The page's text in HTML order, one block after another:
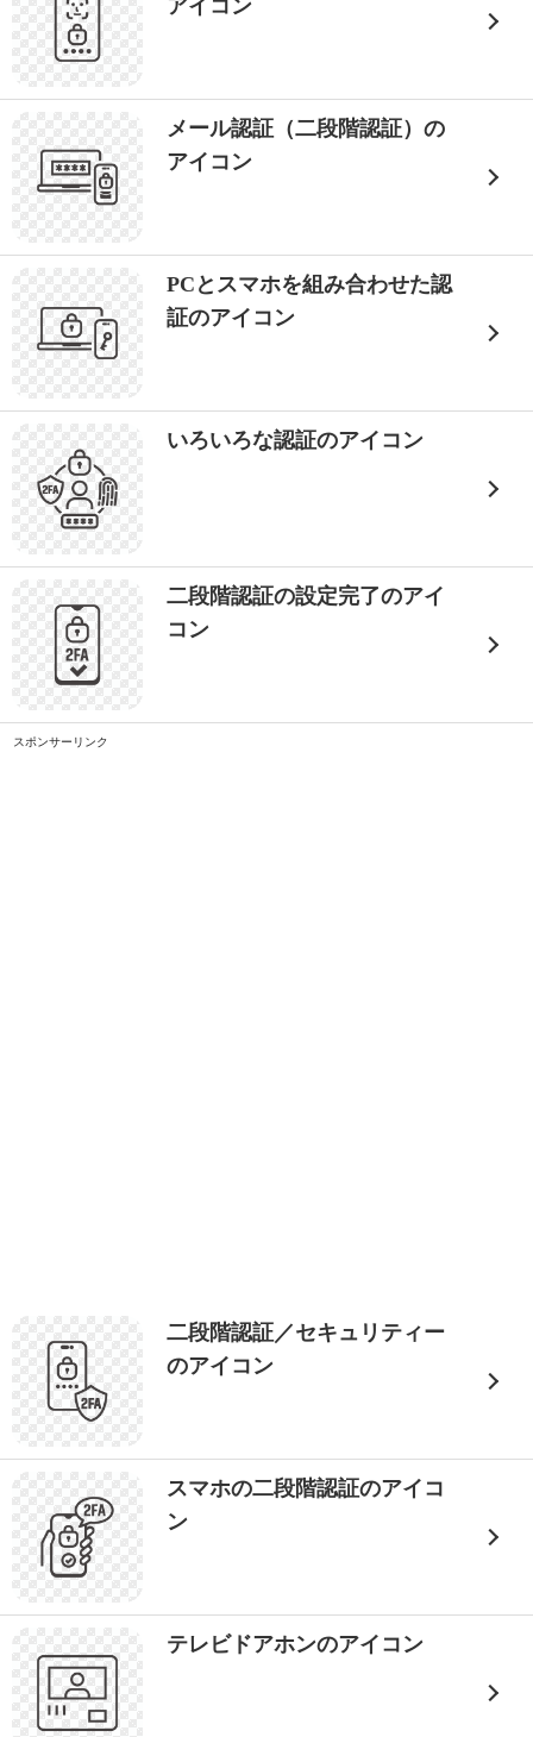
アイコン
メール認証（二段階認証）の
アイコン
PCとスマホを組み合わせた認
証のアイコン
いろいろな認証のアイコン
二段階認証の設定完了のアイ
コン
スポンサーリンク
二段階認証／セキュリティー
のアイコン
スマホの二段階認証のアイコ
ン
テレビドアホンのアイコン